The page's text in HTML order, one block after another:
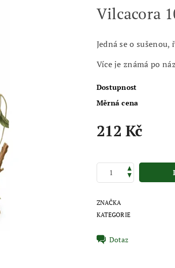
Vilcacora
Jedná se o
Více je známá po
Dostupnost
Měrná cena
212 Kč
ZNAČKA
KATEGORIE
Dotaz